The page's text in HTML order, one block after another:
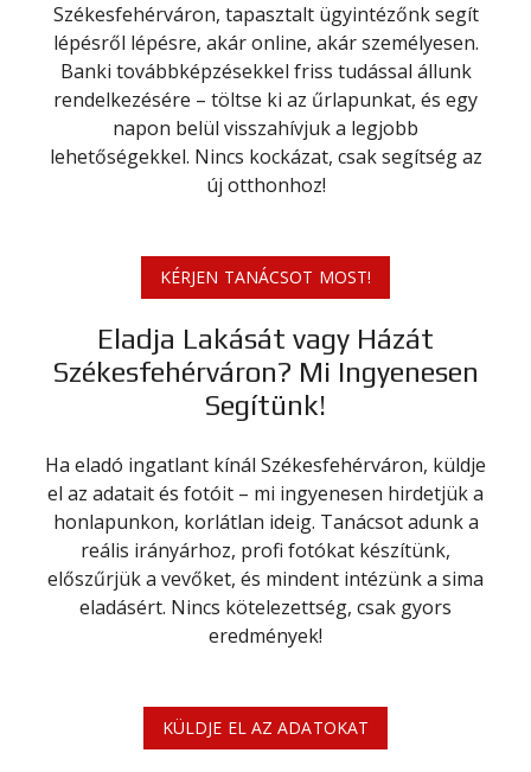
Székesfehérváron, tapasztalt ügyintézőnk segít
lépésről lépésre, akár online, akár személyesen.
Banki továbbképzésekkel friss tudással állunk
rendelkezésére – töltse ki az űrlapunkat, és egy
napon belül visszahívjuk a legjobb
lehetőségekkel. Nincs kockázat, csak segítség az
új otthonhoz!
KÉRJEN TANÁCSOT MOST!
Eladja Lakását vagy Házát
Székesfehérváron? Mi Ingyenesen
Segítünk!
Ha eladó ingatlant kínál Székesfehérváron, küldje
el az adatait és fotóit – mi ingyenesen hirdetjük a
honlapunkon, korlátlan ideig. Tanácsot adunk a
reális irányárhoz, profi fotókat készítünk,
előszűrjük a vevőket, és mindent intézünk a sima
eladásért. Nincs kötelezettség, csak gyors
eredmények!
KÜLDJE EL AZ ADATOKAT